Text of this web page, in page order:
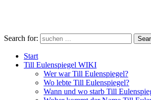
Search for:
Start
Till Eulenspiegel WIKI
Wer war Till Eulenspiegel?
Wo lebte Till Eulenspiegel?
Wann und wo starb Till